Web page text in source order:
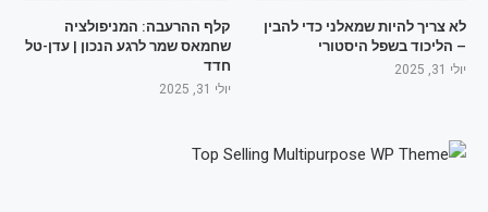
לא צריך להיות שמאלני כדי להבין
– הליכוד בשפל היסטורי
יולי 31, 2025
קלף ההרעבה: המניפולציה
שחמאס שמר לרגע הנכון | עדן-טל
חדד
יולי 31, 2025